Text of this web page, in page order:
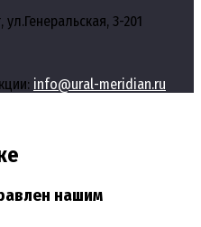
3-201
info@ural-meridian.ru
нашим